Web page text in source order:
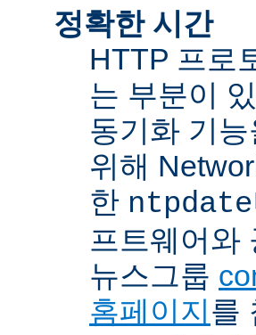
정확한 시간
HTTP 프로
는 부분이
동기화 기
위해
한 ntpdate
프트웨어와
뉴스그룹
홈페이지를